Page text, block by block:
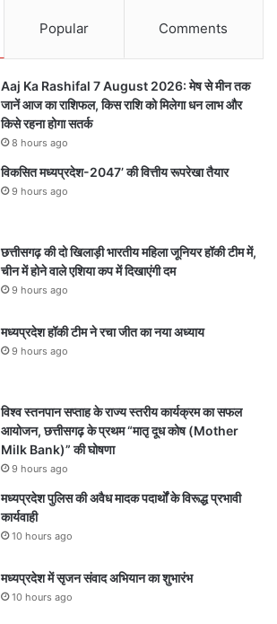
Popular Comments
Aaj Ka Rashifal 7 August 2026: मेष से मीन तक
जानें आज का राशिफल, किस राशि को मिलेगा धन लाभ और
किसे रहना होगा सतर्क
8 hours ago
विकसित मध्यप्रदेश-2047’ की वित्तीय रूपरेखा तैयार
9 hours ago
छत्तीसगढ़ की दो खिलाड़ी भारतीय महिला जूनियर हॉकी टीम में,
चीन में होने वाले एशिया कप में दिखाएंगी दम
9 hours ago
मध्यप्रदेश हॉकी टीम ने रचा जीत का नया अध्याय
9 hours ago
विश्व स्तनपान सप्ताह के राज्य स्तरीय कार्यक्रम का सफल
आयोजन, छत्तीसगढ़ के प्रथम “मातृ दूध कोष (Mother
Milk Bank)” की घोषणा
9 hours ago
मध्यप्रदेश पुलिस की अवैध मादक पदार्थों के विरूद्ध प्रभावी
कार्यवाही
10 hours ago
मध्यप्रदेश में सृजन संवाद अभियान का शुभारंभ
10 hours ago